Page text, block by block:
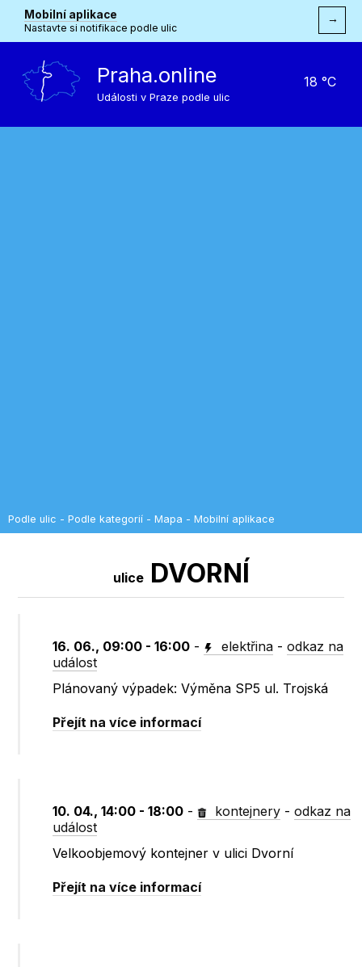
Mobilní aplikace
Nastavte si notifikace podle ulic
→
Praha.online
Události v Praze podle ulic
18 °C
Podle ulic - Podle kategorií - Mapa - Mobilní aplikace
uliceDVORNÍ
16. 06., 09:00 - 16:00 - elektřina -odkaz na
událost
Plánovaný výpadek: Výměna SP5 ul. Trojská
Přejít na více informací
10. 04., 14:00 - 18:00 - kontejnery -odkaz na
událost
Velkoobjemový kontejner v ulici Dvorní
Přejít na více informací